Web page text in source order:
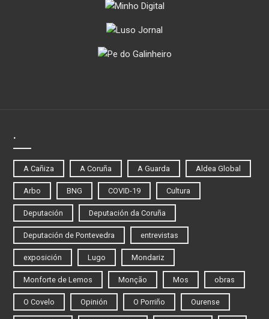
.
A Cañiza A Coruña A Guarda Aldea Global
Arbo BNG COVID-19 Cultura
Deputación Deputación da Coruña
Deputación de Pontevedra entrevistas
exposición Lugo Mondariz
Monforte de Lemos Monção Mos obras
O Covelo Opinión O Porriño Ourense